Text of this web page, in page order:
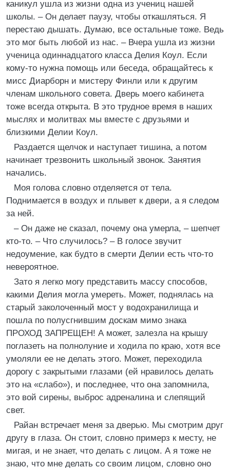
каникул ушла из жизни одна из учениц нашей
школы. – Он делает паузу, чтобы откашляться. Я
перестаю дышать. Думаю, все остальные тоже. Ведь
это мог быть любой из нас. – Вчера ушла из жизни
ученица одиннадцатого класса Делия Коул. Если
кому-то нужна помощь или беседа, обращайтесь к
мисс Диарборн и мистеру Финли или к другим
членам школьного совета. Дверь моего кабинета
тоже всегда открыта. В это трудное время в наших
мыслях и молитвах мы вместе с друзьями и
близкими Делии Коул.
Раздается щелчок и наступает тишина, а потом
начинает трезвонить школьный звонок. Занятия
начались.
Моя голова словно отделяется от тела.
Поднимается в воздух и плывет к двери, а я следом
за ней.
– Он даже не сказал, почему она умерла, – шепчет
кто-то. – Что случилось? – В голосе звучит
недоумение, как будто в смерти Делии есть что-то
невероятное.
Зато я легко могу представить массу способов,
какими Делия могла умереть. Может, поднялась на
старый заколоченный мост у водохранилища и
пошла по полусгнившим доскам мимо знака
ПРОХОД ЗАПРЕЩЕН! А может, залезла на крышу
поглазеть на полнолуние и ходила по краю, хотя все
умоляли ее не делать этого. Может, переходила
дорогу с закрытыми глазами (ей нравилось делать
это на «слабо»), и последнее, что она запомнила,
это вой сирены, выброс адреналина и слепящий
свет.
Райан встречает меня за дверью. Мы смотрим друг
другу в глаза. Он стоит, словно примерз к месту, не
мигая, и не знает, что делать с лицом. А я тоже не
знаю, что мне делать со своим лицом, словно оно